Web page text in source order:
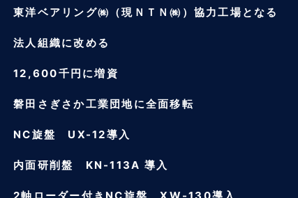
東洋ベアリング㈱（現ＮＴＮ㈱）協力工場となる
法人組織に改める
12,600千円に増資
磐田さぎさか工業団地に全面移転
NC旋盤 UX-12導入
内面研削盤 KN-113A 導入